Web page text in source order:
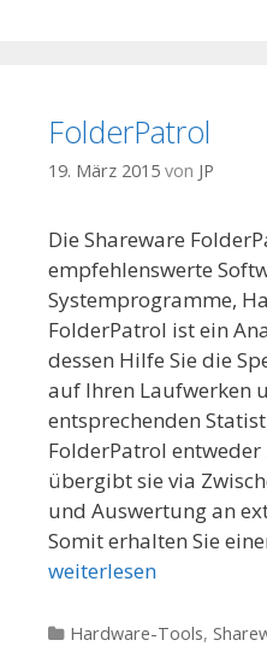
FolderPatrol
19. März 2015 von JP
Die Shareware
empfehlenswerte
Systemprogramme,
FolderPatrol ist ein
dessen Hilfe Sie die
auf Ihren Laufwerken
entsprechenden
FolderPatrol
übergibt sie via
und Auswertung an
Somit erhalten Sie
weiterlesen
Kategorien
Hardware-Tools,